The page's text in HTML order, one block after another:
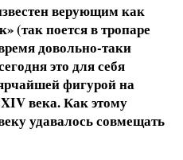
верующим как
(так поется в тропаре
довольно-таки
это для себя
фигурой на
века. Как этому
удавалось совмещать